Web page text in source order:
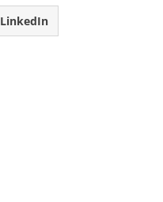
LinkedIn